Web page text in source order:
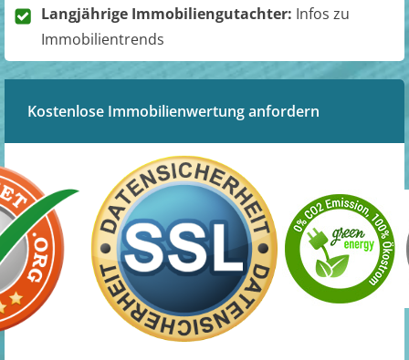
Langjährige Immobiliengutachter: Infos zu
Immobilientrends
Kostenlose Immobilienwertung anfordern